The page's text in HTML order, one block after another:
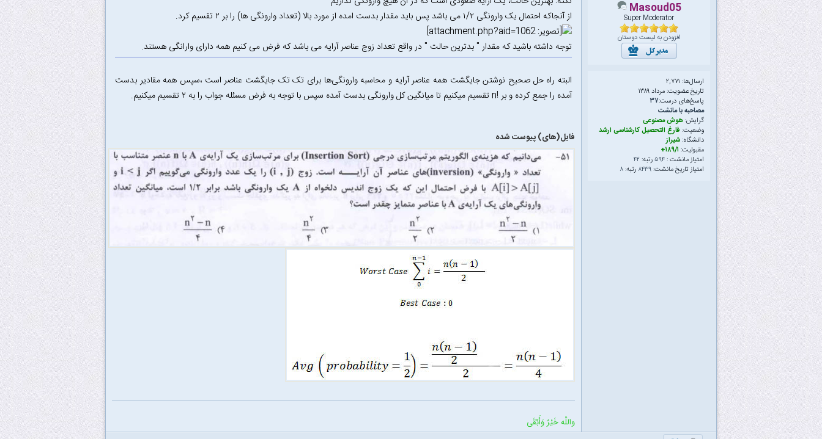
Masoud05
Super Moderator
افزودن به لیست دوستان
ارسال‌ها: ۲,۷۷۱
تاریخ عضویت: مرداد ۱۳۸۹
پاسخ‌های درست:۳۷
مصاحبه با مانشت
گرایش:هوش مصنوعی
وضعیت: فارغ التحصیل کارشناسی ارشد
دانشگاه:شیراز
مقبولیت: ۱۸۹/۱+
امتیاز مانشت :۵۹۴رتبه: ۴۲
امتیاز تاریخ مانشت:۸۴۳۹ رتبه:۸
از آنجاکه احتمال یک وارونگی ۱/۲ می باشد پس باید مقدار بدست امده از مورد بالا (تعداد وارونگی ها) را بر ۲ تقسیم کرد.
توجه داشته باشید که مقدار " بدترین حالت " در واقع تعداد زوج عناصر آرایه می باشد که فرض می کنیم همه دارای وارانگی هستند.
البته راه حل صحیح نوشتن جایگشت همه عناصر آرایه و محاسبه وارونگی‌ها برای تک تک جایگشت عناصر است ،سپس همه مقادیر بدست
آمده را جمع کرده و بر !n تقسیم میکنیم تا میانگین کل وارونگی بدست آمده سپس با توجه به فرض مسئله جواب را به ۲ تقسیم میکنیم.
فایل‌(های) پیوست شده
واللَّه خَیْرٌ وَأَبْقَى